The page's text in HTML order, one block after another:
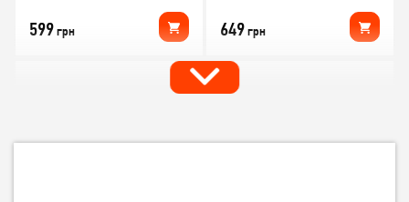
599грн 649грн